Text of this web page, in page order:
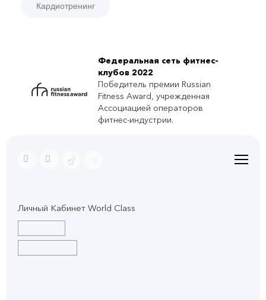
Кардиотренинг
Федеральная сеть фитнес-
клубов 2022
Победитель премии Russian
Fitness Award, учрежденная
Ассоциацией операторов
фитнес-индустрии.
Личный Кабинет World Class